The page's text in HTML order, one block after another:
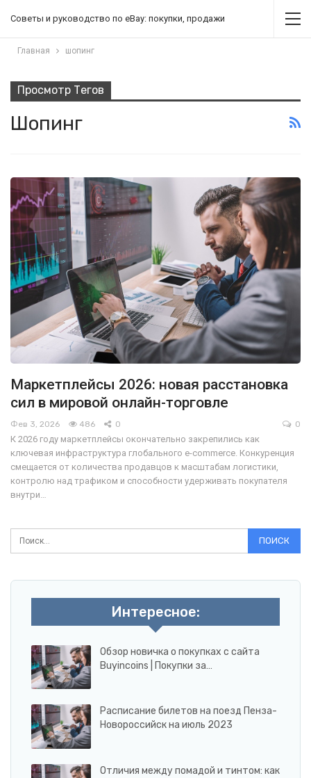
Советы и руководство по eBay: покупки, продажи
Главная шопинг
Просмотр Тегов
Шопинг
Маркетплейсы 2026: новая расстановка
сил в мировой онлайн-торговле
Фев 3, 2026 486 0 0
К 2026 году маркетплейсы окончательно закрепились как
ключевая инфраструктура глобального e-commerce. Конкуренция
смещается от количества продавцов к масштабам логистики,
контролю над трафиком и способности удерживать покупателя
внутри…
Интересное:
Обзор новичка о покупках с сайта
Buyincoins | Покупки за…
Расписание билетов на поезд Пенза-
Новороссийск на июль 2023
Отличия между помадой и тинтом: как